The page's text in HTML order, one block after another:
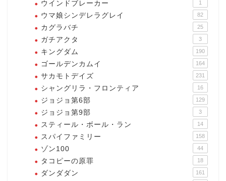
ウインドブレーカー 1
ウマ娘シンデレラグレイ 82
カグラバチ 25
ガチアクタ 3
キングダム 190
ゴールデンカムイ 164
サカモトデイズ 231
シャングリラ・フロンティア 16
ジョジョ第6部 129
ジョジョ第9部 3
スティール・ボール・ラン 14
スパイファミリー 158
ゾン100 44
タコピーの原罪 18
ダンダダン 161